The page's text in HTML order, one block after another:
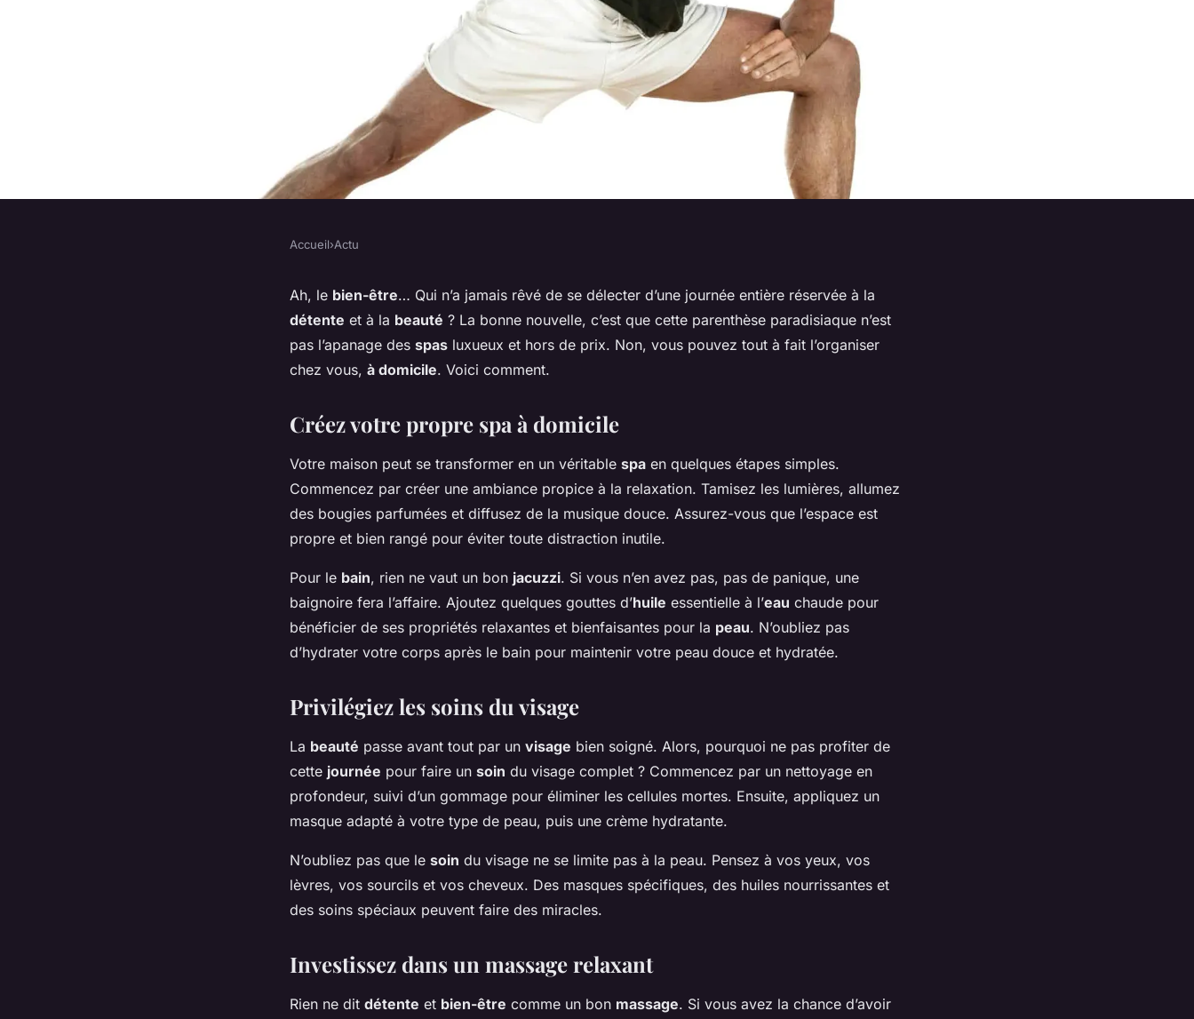
Comment planifier une journée de
détente et de bien-être à domicile ?
Accueil›Actu
Ah, le bien-être… Qui n’a jamais rêvé de se délecter d’une journée entière réservée à la
détente et à la beauté ? La bonne nouvelle, c’est que cette parenthèse paradisiaque n’est
pas l’apanage des spas luxueux et hors de prix. Non, vous pouvez tout à fait l’organiser
chez vous, à domicile. Voici comment.
Créez votre propre spa à domicile
Votre maison peut se transformer en un véritable spa en quelques étapes simples.
Commencez par créer une ambiance propice à la relaxation. Tamisez les lumières, allumez
des bougies parfumées et diffusez de la musique douce. Assurez-vous que l’espace est
propre et bien rangé pour éviter toute distraction inutile.
Pour le bain, rien ne vaut un bon jacuzzi. Si vous n’en avez pas, pas de panique, une
baignoire fera l’affaire. Ajoutez quelques gouttes d’huile essentielle à l’eau chaude pour
bénéficier de ses propriétés relaxantes et bienfaisantes pour la peau. N’oubliez pas
d’hydrater votre corps après le bain pour maintenir votre peau douce et hydratée.
Privilégiez les soins du visage
La beauté passe avant tout par un visage bien soigné. Alors, pourquoi ne pas profiter de
cette journée pour faire un soin du visage complet ? Commencez par un nettoyage en
profondeur, suivi d’un gommage pour éliminer les cellules mortes. Ensuite, appliquez un
masque adapté à votre type de peau, puis une crème hydratante.
N’oubliez pas que le soin du visage ne se limite pas à la peau. Pensez à vos yeux, vos
lèvres, vos sourcils et vos cheveux. Des masques spécifiques, des huiles nourrissantes et
des soins spéciaux peuvent faire des miracles.
Investissez dans un massage relaxant
Rien ne dit détente et bien-être comme un bon massage. Si vous avez la chance d’avoir